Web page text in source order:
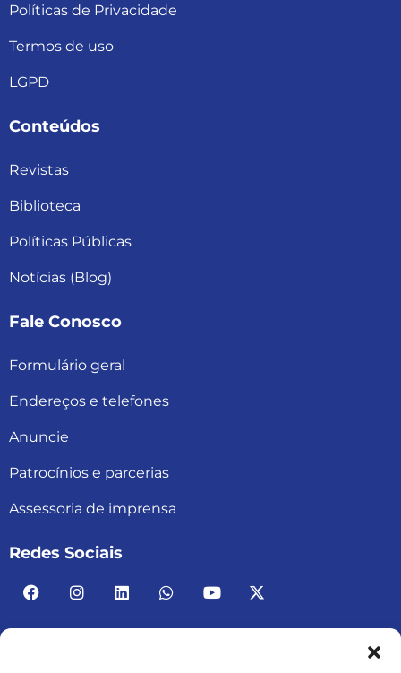
Políticas de Privacidade
Termos de uso
LGPD
Conteúdos
Revistas
Biblioteca
Políticas Públicas
Notícias (Blog)
Fale Conosco
Formulário geral
Endereços e telefones
Anuncie
Patrocínios e parcerias
Assessoria de imprensa
Redes Sociais